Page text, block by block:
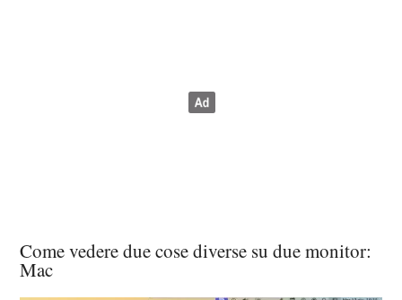
Come vedere due cose diverse su due monitor:
Mac